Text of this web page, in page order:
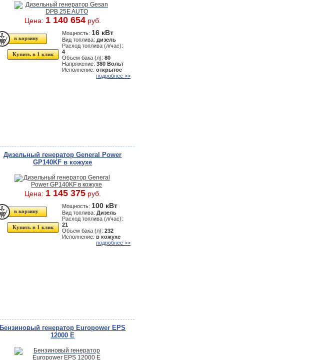
Цена: 1 140 654руб.
Купить в 1 клик
Мощность: 16 кВт
Вид топлива: дизель
Расход топлива (л/час):
4
Объем бака (л):80
Напряжение:380 Вольт
Исполнение:открытое
подробнее >>
Дизельный генератор General Power
GP140KF в кожухе
Цена: 1 145 375руб.
Купить в 1 клик
Мощность: 100 кВт
Вид топлива:Дизель
Расход топлива (л/час):
21
Объем бака (л):232
Исполнение:в кожухе
подробнее >>
Бензиновый генератор Europower EPS
12000 Е